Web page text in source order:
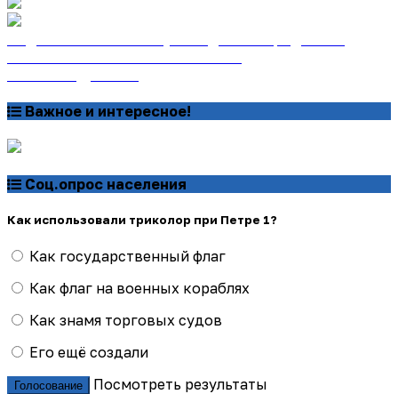
Важное и интересное!
Соц.опрос населения
Как использовали триколор при Петре 1?
Как государственный флаг
Как флаг на военных кораблях
Как знамя торговых судов
Его ещё создали
Голосование
Посмотреть результаты